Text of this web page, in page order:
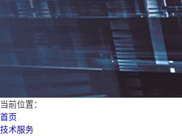
当前位置：
首页
技术服务